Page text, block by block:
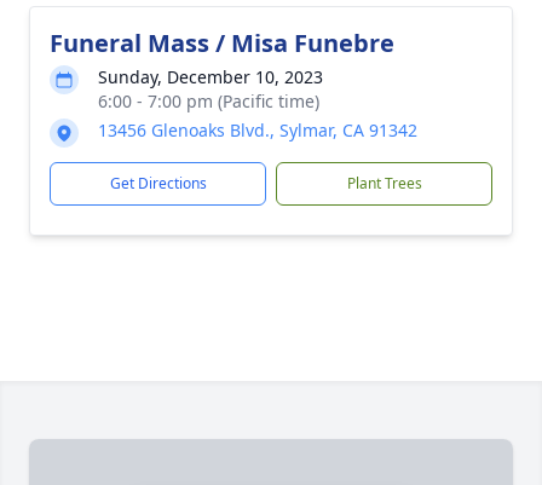
Funeral Mass / Misa Funebre
Sunday, December 10, 2023
6:00 - 7:00 pm (Pacific time)
13456 Glenoaks Blvd., Sylmar, CA 91342
Get Directions Plant Trees